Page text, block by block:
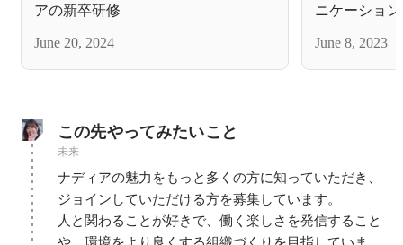
アの新卒研修
June 20, 2024
ニケーショ
June 8, 2023
この先やってみたいこと
未来
ナディアの魅力をもっと多くの方に知っていただき、
ジョインしていただける方を募集しています。
人と関わることが好きで、働く楽しさを発信すること
や、環境をより良くする組織づくりを目指していま